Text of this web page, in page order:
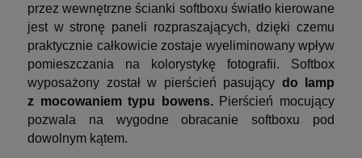
przez wewnętrzne ścianki softboxu światło kierowane
jest w stronę paneli rozpraszających, dzięki czemu
praktycznie całkowicie zostaje wyeliminowany wpływ
pomieszczania na kolorystykę fotografii. Softbox
wyposażony został w pierścień pasujący do lamp
z mocowaniem typu bowens.Pierścień mocujący
pozwala na wygodne obracanie softboxu pod
dowolnym kątem.